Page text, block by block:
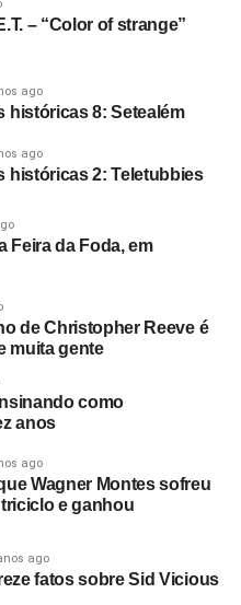
que trabalhávamos no
DJ no Rafters. Eu
e o Rob acabou
The Panik. Eu
na época, autodidata,
deu em nada. O show do
Circus. Estava muito
Acabou ficando de
“Estou empresariando
e me perguntou se eu
e eles foram
Quis fazer algo
falar com o dono da loja
o clube Bowden Vale
inúmeras bandas em
voltar a promover
que tinha um monte de
– “Color of strange”
ago
históricas 8: Setealém
ago
históricas 2: Teletubbies
Feira da Foda, em
de Christopher Reeve é
muita gente
como
anos
ago
Wagner Montes sofreu
e ganhou
ago
fatos sobre Sid Vicious